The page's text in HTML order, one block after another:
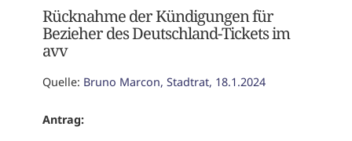
Rücknahme der Kündigungen für
Bezieher des Deutschland-Tickets im
avv
Quelle: Bruno Marcon, Stadtrat, 18.1.2024
Antrag: